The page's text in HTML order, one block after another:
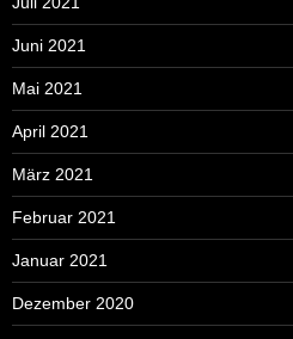
Juni 2021
Mai 2021
April 2021
März 2021
Februar 2021
Januar 2021
Dezember 2020